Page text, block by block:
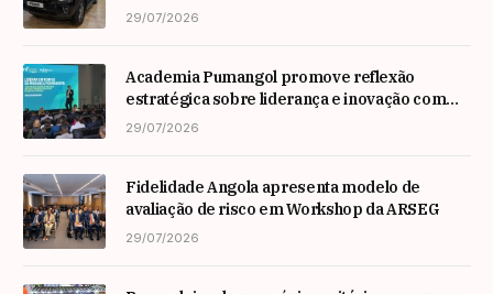
29/07/2026
Academia Pumangol promove reflexão
estratégica sobre liderança e inovação com
especialista internacional Nadim Habib
29/07/2026
Fidelidade Angola apresenta modelo de
avaliação de risco em Workshop da ARSEG
29/07/2026